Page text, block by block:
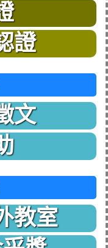
證
文
教室